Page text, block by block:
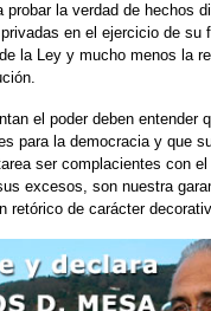
probar la verdad de hechos
en el ejercicio de su
la Ley y mucho menos la
el poder deben
para la democracia y que
ser complacientes con
excesos, son nuestra
retórico de carácter